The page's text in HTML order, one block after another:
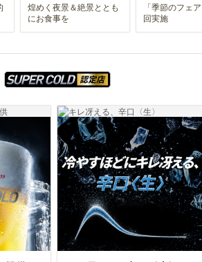
煌めく夜景＆絶景ととも
にお食事を
「季節のフェ
回実施